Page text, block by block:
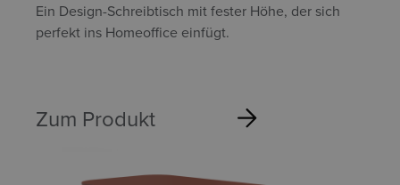
Ein Design-Schreibtisch mit fester Höhe, der sich
perfekt ins Homeoffice einfügt.
Zum Produkt